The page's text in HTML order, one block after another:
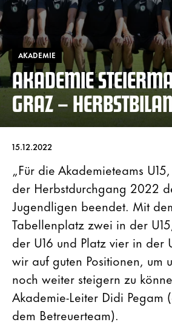
AKADEMIE
AKADEMIE
GRAZ –
15.12.2022
„Für die Akademieteams
der Herbstdurchgang 2022
Jugendligen beendet. Mit
Tabellenplatz zwei in der
der U16 und Platz vier in der
wir auf guten Positionen, um
noch weiter steigern zu
Akademie-Leiter Didi Pegam
dem Betreuerteam).